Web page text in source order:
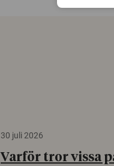
30 juli 2026
Varför tror vissa